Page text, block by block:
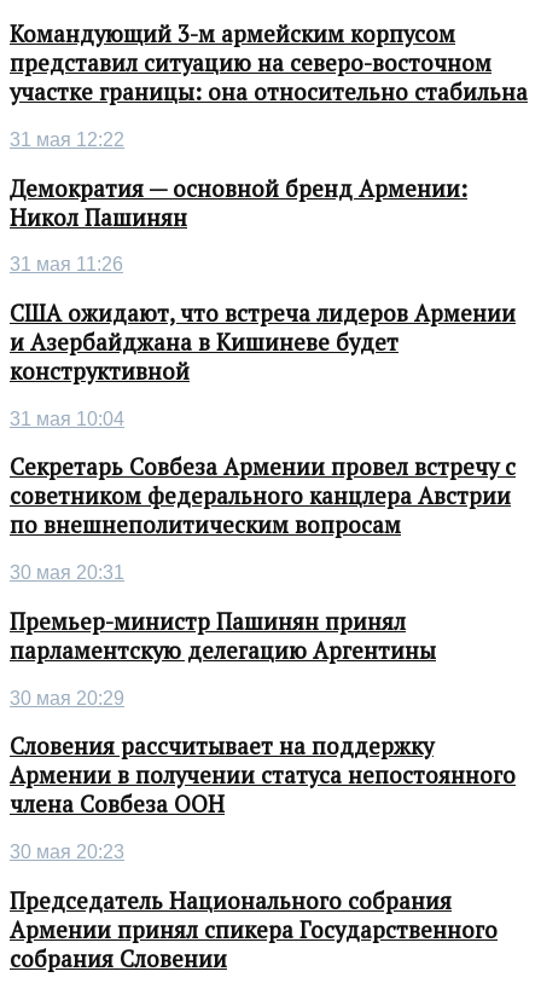
Командующий 3-м армейским корпусом
представил ситуацию на северо-восточном
участке границы: она относительно стабильна
31 мая 12:22
Демократия — основной бренд Армении:
Никол Пашинян
31 мая 11:26
США ожидают, что встреча лидеров Армении
и Азербайджана в Кишиневе будет
конструктивной
31 мая 10:04
Секретарь Совбеза Армении провел встречу с
советником федерального канцлера Австрии
по внешнеполитическим вопросам
30 мая 20:31
Премьер-министр Пашинян принял
парламентскую делегацию Аргентины
30 мая 20:29
Словения рассчитывает на поддержку
Армении в получении статуса непостоянного
члена Совбеза ООН
30 мая 20:23
Председатель Национального собрания
Армении принял спикера Государственного
собрания Словении